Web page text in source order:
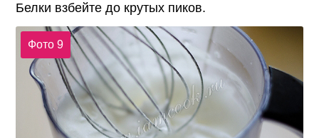
Белки взбейте до крутых пиков.
Фото 9